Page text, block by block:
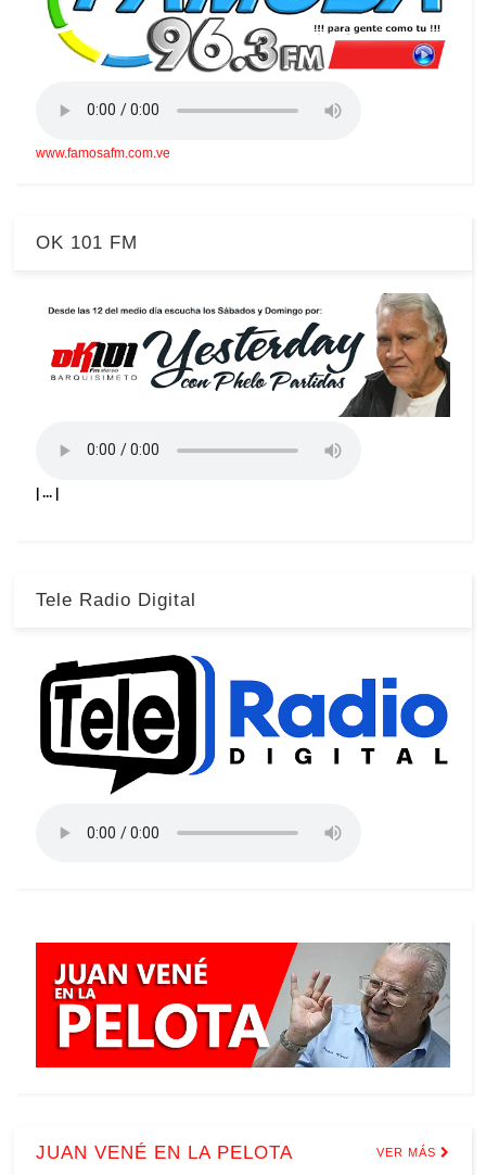
www.famosafm.com.ve
OK 101 FM
| ... |
Tele Radio Digital
JUAN VENÉ EN LA PELOTA VER MÁS